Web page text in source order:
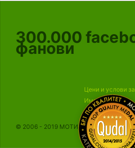
300.000
фанови
Цени и услови
Импресум
© 2006 - 2019 МОТИКА, Сите права се